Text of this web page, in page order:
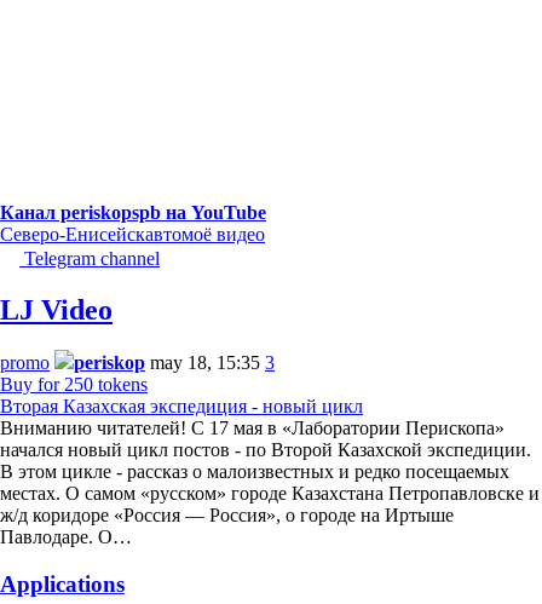
Канал periskopspb на YouTube
Северо-Енисейскавтомоё видео
Telegram channel
LJ Video
promo periskop may 18, 15:35 3
Buy for 250 tokens
Вторая Казахская экспедиция - новый цикл
Вниманию читателей! С 17 мая в «Лаборатории Перископа»
начался новый цикл постов - по Второй Казахской экспедиции.
В этом цикле - рассказ о малоизвестных и редко посещаемых
местах. О самом «русском» городе Казахстана Петропавловске и
ж/д коридоре «Россия — Россия», о городе на Иртыше
Павлодаре. О…
Applications